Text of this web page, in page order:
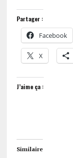
Partager :
Facebook
X
J’aime ça :
Similaire